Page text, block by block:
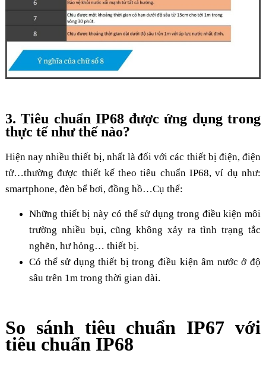
3. Tiêu chuẩn IP68 được ứng dụng trong
thực tế như thế nào?
Hiện nay nhiều thiết bị, nhất là đối với các thiết bị điện, điện
tử…thường được thiết kế theo tiêu chuẩn IP68, ví dụ như:
smartphone, đèn bể bơi, đồng hồ…Cụ thể:
Những thiết bị này có thể sử dụng trong điều kiện môi
trường nhiều bụi, cũng không xảy ra tình trạng tắc
nghẽn, hư hỏng… thiết bị.
Có thể sử dụng thiết bị trong điều kiện âm nước ở độ
sâu trên 1m trong thời gian dài.
So sánh tiêu chuẩn IP67 với
tiêu chuẩn IP68